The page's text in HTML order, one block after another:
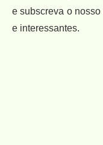
e subscreva o
e interessantes.